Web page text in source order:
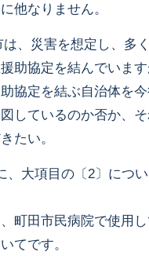
他なりません。
は、災害を想定し、多
助協定を結んでいま
協定を結ぶ自治体を
しているのか否か、
たい。
、大項目の〔2〕につ
町田市民病院で使用
てです。